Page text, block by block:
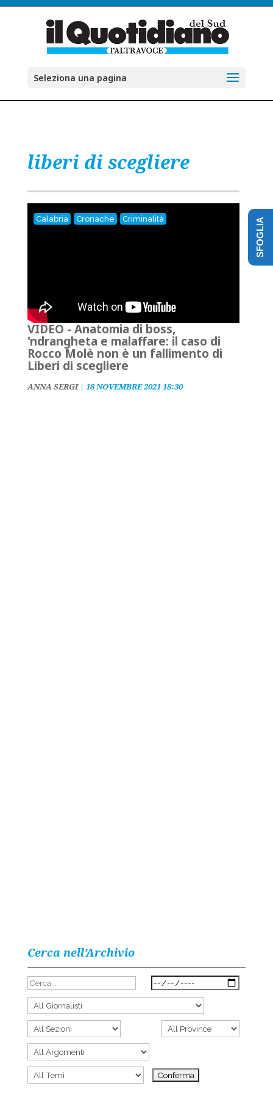
Seleziona una pagina
liberi di scegliere
Calabria Cronache Criminalità
VIDEO - Anatomia di boss,
'ndrangheta e malaffare: il caso di
Rocco Molè non è un fallimento di
Liberi di scegliere
ANNA SERGI| 18 NOVEMBRE 2021 18:30
Cerca nell’Archivio
SFOGLIA